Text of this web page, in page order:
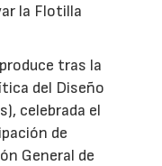
la Flotilla
tras la
del Diseño
celebrada el
de
General de